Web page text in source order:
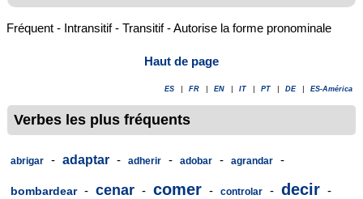
Fréquent - Intransitif - Transitif - Autorise la forme pronominale
Haut de page
ES FR EN IT PT DE ES-América
Verbes les plus fréquents
abrigar - adaptar - adherir - adobar - agrandar -
bombardear - cenar - comer - controlar - decir -